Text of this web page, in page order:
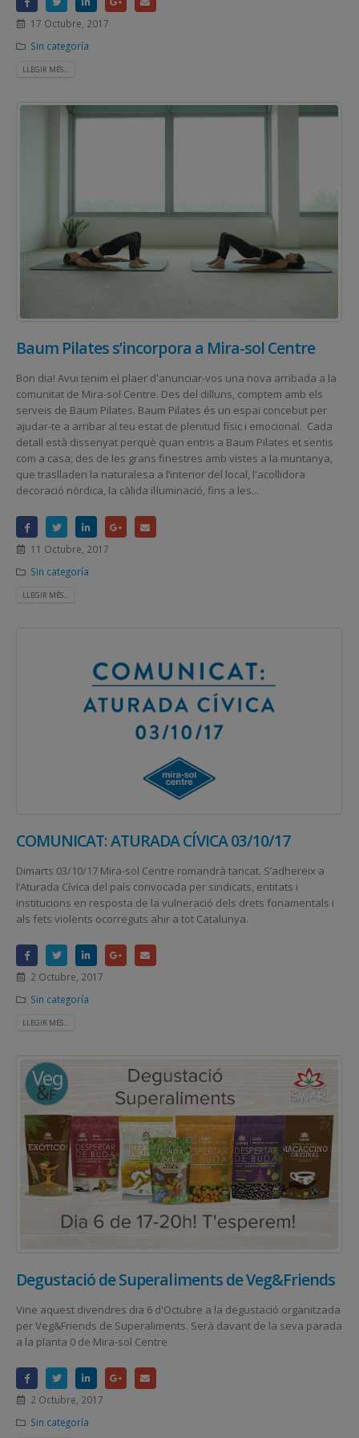
17 Octubre, 2017
Sin categoría
LLEGIR MÉS...
Baum Pilates s’incorpora a Mira-sol Centre
Bon dia! Avui tenim el plaer d'anunciar-vos una nova arribada a la
comunitat de Mira-sol Centre. Des del dilluns, comptem amb els
serveis de Baum Pilates. Baum Pilates és un espai concebut per
ajudar-te a arribar al teu estat de plenitud físic i emocional. Cada
detall està dissenyat perquè quan entris a Baum Pilates et sentis
com a casa; des de les grans finestres amb vistes a la muntanya,
que traslladen la naturalesa a l’interior del local, l'acollidora
decoració nòrdica, la càlida il·luminació, fins a les...
11 Octubre, 2017
Sin categoría
LLEGIR MÉS...
COMUNICAT: ATURADA CÍVICA 03/10/17
Dimarts 03/10/17 Mira-sol Centre romandrà tancat. S’adhereix a
l’Aturada Cívica del país convocada per sindicats, entitats i
institucions en resposta de la vulneració dels drets fonamentals i
als fets violents ocorreguts ahir a tot Catalunya.
2 Octubre, 2017
Sin categoría
LLEGIR MÉS...
Degustació de Superaliments de Veg&Friends
Vine aquest divendres dia 6 d'Octubre a la degustació organitzada
per Veg&Friends de Superaliments. Serà davant de la seva parada
a la planta 0 de Mira-sol Centre
2 Octubre, 2017
Sin categoría